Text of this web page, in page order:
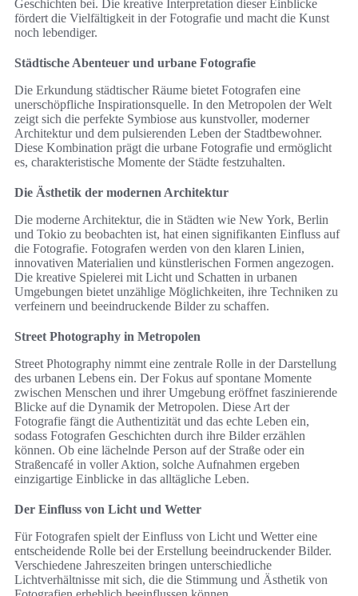
Geschichten bei. Die kreative Interpretation dieser Einblicke
fördert die Vielfältigkeit in der Fotografie und macht die Kunst
noch lebendiger.
Städtische Abenteuer und urbane Fotografie
Die Erkundung städtischer Räume bietet Fotografen eine
unerschöpfliche Inspirationsquelle. In den Metropolen der Welt
zeigt sich die perfekte Symbiose aus kunstvoller, moderner
Architektur und dem pulsierenden Leben der Stadtbewohner.
Diese Kombination prägt die urbane Fotografie und ermöglicht
es, charakteristische Momente der Städte festzuhalten.
Die Ästhetik der modernen Architektur
Die moderne Architektur, die in Städten wie New York, Berlin
und Tokio zu beobachten ist, hat einen signifikanten Einfluss auf
die Fotografie. Fotografen werden von den klaren Linien,
innovativen Materialien und künstlerischen Formen angezogen.
Die kreative Spielerei mit Licht und Schatten in urbanen
Umgebungen bietet unzählige Möglichkeiten, ihre Techniken zu
verfeinern und beeindruckende Bilder zu schaffen.
Street Photography in Metropolen
Street Photography nimmt eine zentrale Rolle in der Darstellung
des urbanen Lebens ein. Der Fokus auf spontane Momente
zwischen Menschen und ihrer Umgebung eröffnet faszinierende
Blicke auf die Dynamik der Metropolen. Diese Art der
Fotografie fängt die Authentizität und das echte Leben ein,
sodass Fotografen Geschichten durch ihre Bilder erzählen
können. Ob eine lächelnde Person auf der Straße oder ein
Straßencafé in voller Aktion, solche Aufnahmen ergeben
einzigartige Einblicke in das alltägliche Leben.
Der Einfluss von Licht und Wetter
Für Fotografen spielt der Einfluss von Licht und Wetter eine
entscheidende Rolle bei der Erstellung beeindruckender Bilder.
Verschiedene Jahreszeiten bringen unterschiedliche
Lichtverhältnisse mit sich, die die Stimmung und Ästhetik von